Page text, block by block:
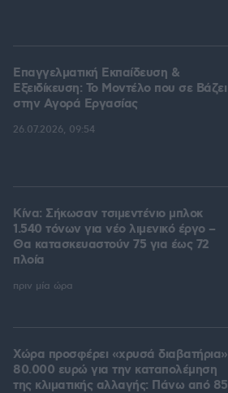
Επαγγελματική Εκπαίδευση &
Εξειδίκευση: Το Mοντέλο που σε Bάζει
στην Aγορά Eργασίας
26.07.2026, 09:54
Κίνα: Σήκωσαν τσιμεντένιο μπλοκ
1.540 τόνων για νέο λιμενικό έργο –
Θα κατασκευαστούν 75 για έως 72
πλοία
πριν μία ώρα
Χώρα προσφέρει «χρυσά διαβατήρια»
80.000 ευρώ για την καταπολέμηση
της κλιματικής αλλαγής: Πάνω από 85